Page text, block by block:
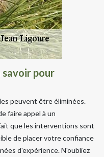
pour
peuvent être éliminées.
faire appel à un
que les interventions sont
de placer votre confiance
d'expérience. N'oubliez